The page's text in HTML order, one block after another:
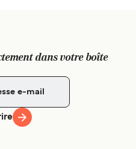
dans votre boîte